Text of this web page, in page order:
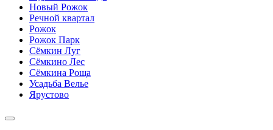
Новый Рожок
Речной квартал
Рожок
Рожок Парк
Сёмкин Луг
Сёмкино Лес
Сёмкина Роща
Усадьба Велье
Ярустово